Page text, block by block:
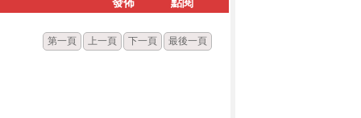
第一頁 上一頁 下一頁 最後一頁